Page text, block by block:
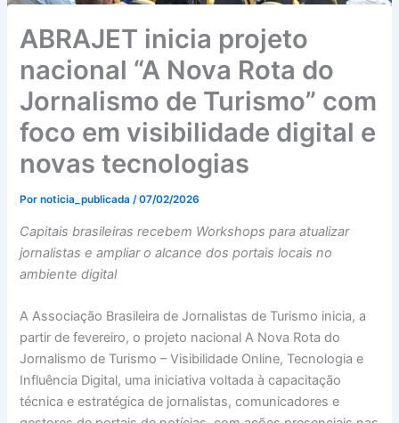
ABRAJET inicia projeto
nacional “A Nova Rota do
Jornalismo de Turismo” com
foco em visibilidade digital e
novas tecnologias
Pornoticia_publicada/07/02/2026
Capitais brasileiras recebem Workshops para atualizar
jornalistas e ampliar o alcance dos portais locais no
ambiente digital
A Associação Brasileira de Jornalistas de Turismo inicia, a
partir de fevereiro, o projeto nacional A Nova Rota do
Jornalismo de Turismo – Visibilidade Online, Tecnologia e
Influência Digital, uma iniciativa voltada à capacitação
técnica e estratégica de jornalistas, comunicadores e